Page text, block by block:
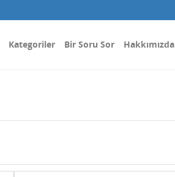
Kategoriler Bir Soru Sor Hakkımızda